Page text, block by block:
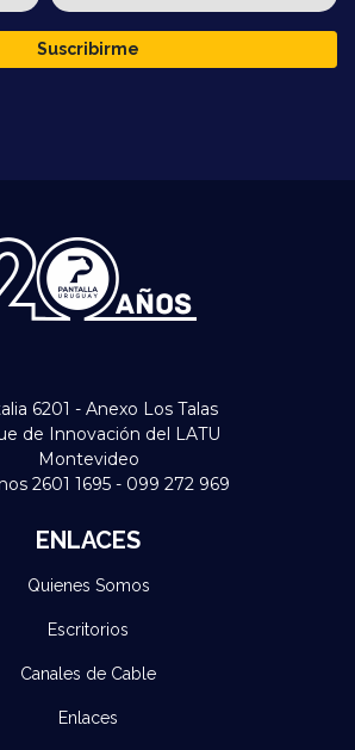
Suscribirme
6201 - Anexo Los Talas
de Innovación del LATU
Montevideo
2601 1695 - 099 272 969
ENLACES
Quienes Somos
Escritorios
Canales de Cable
Enlaces